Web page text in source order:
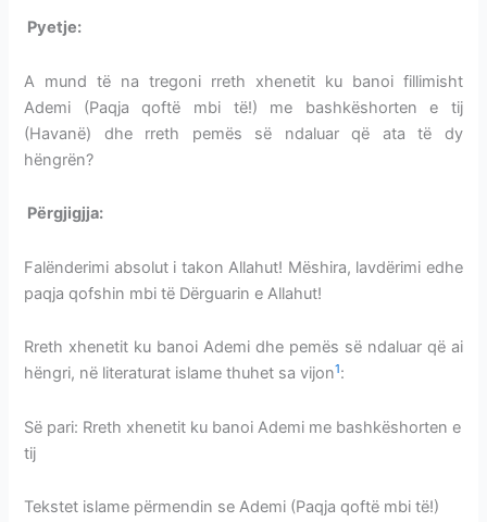
Pyetje:
A mund të na tregoni rreth xhenetit ku banoi fillimisht
Ademi (Paqja qoftë mbi të!) me bashkëshorten e tij
(Havanë) dhe rreth pemës së ndaluar që ata të dy
hëngrën?
Përgjigjja:
Falënderimi absolut i takon Allahut! Mëshira, lavdërimi edhe
paqja qofshin mbi të Dërguarin e Allahut!
Rreth xhenetit ku banoi Ademi dhe pemës së ndaluar që ai
hëngri, në literaturat islame thuhet sa vijon1:
Së pari: Rreth xhenetit ku banoi Ademi me bashkëshorten e
tij
Tekstet islame përmendin se Ademi (Paqja qoftë mbi të!)